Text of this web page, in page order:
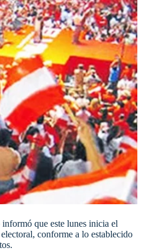
que este lunes inicia el
conforme a lo establecido